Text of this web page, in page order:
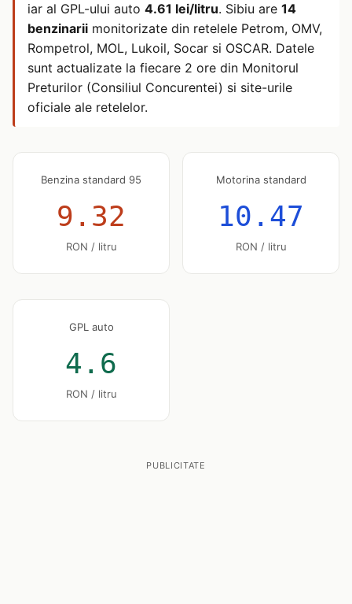
iar al GPL-ului auto 4.61 lei/litru. Sibiu are 14
benzinarii monitorizate din retelele Petrom, OMV,
Rompetrol, MOL, Lukoil, Socar si OSCAR. Datele
sunt actualizate la fiecare 2 ore din Monitorul
Preturilor (Consiliul Concurentei) si site-urile
oficiale ale retelelor.
Benzina standard 95
9.32
RON / litru
Motorina standard
10.47
RON / litru
GPL auto
4.6
RON / litru
PUBLICITATE